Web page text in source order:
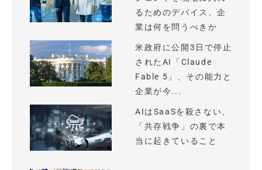
るためのデバイス、企
業は何を問うべきか
米政府に公開3日で停止
されたAI「Claude
Fable 5」、その能力と
企業が今...
AIはSaaSを殺さない、
「共存戦争」の裏で本
当に起きていること